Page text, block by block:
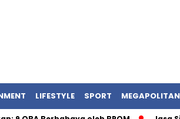
LIFESTYLE SPORT MEGAPOLITAN